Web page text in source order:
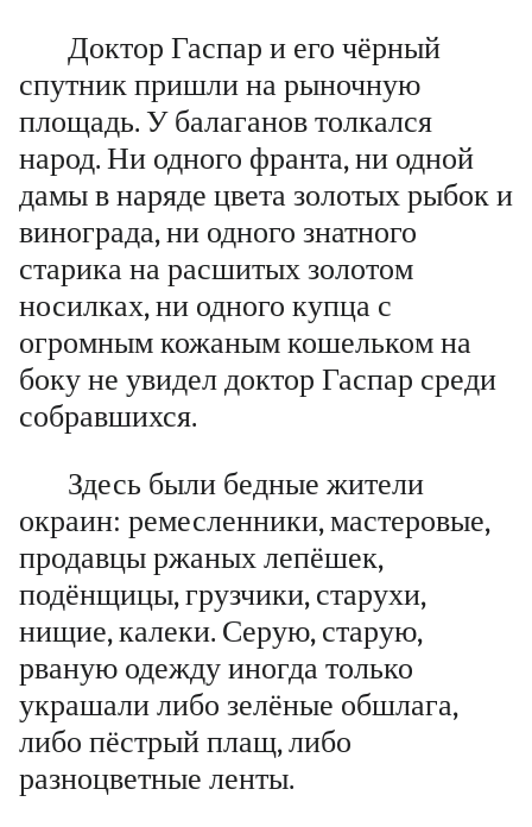
Доктор Гаспар и его чёрный
спутник пришли на рыночную
площадь. У балаганов толкался
народ. Ни одного франта, ни одной
дамы в наряде цвета золотых рыбок и
винограда, ни одного знатного
старика на расшитых золотом
носилках, ни одного купца с
огромным кожаным кошельком на
боку не увидел доктор Гаспар среди
собравшихся.
Здесь были бедные жители
окраин: ремесленники, мастеровые,
продавцы ржаных лепёшек,
подёнщицы, грузчики, старухи,
нищие, калеки. Серую, старую,
рваную одежду иногда только
украшали либо зелёные обшлага,
либо пёстрый плащ, либо
разноцветные ленты.